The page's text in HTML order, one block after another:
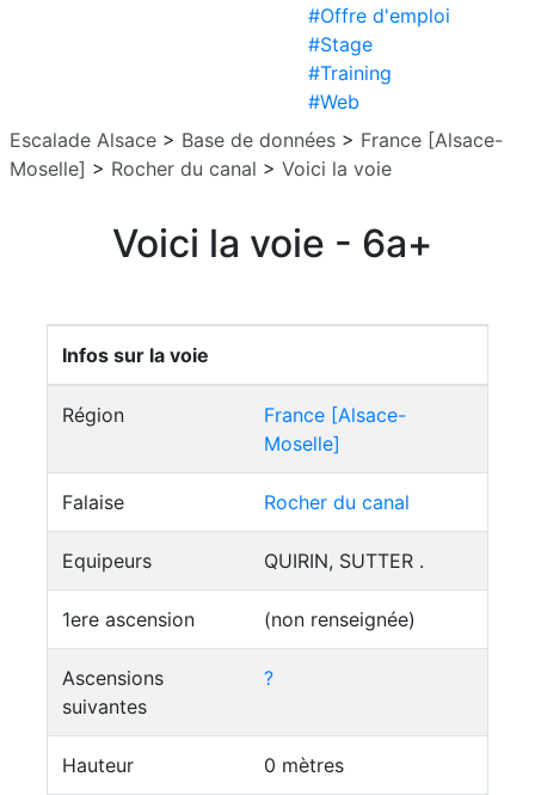
#Offre d'emploi
#Stage
#Training
#Web
Escalade Alsace > Base de données > France [Alsace-
Moselle] > Rocher du canal > Voici la voie
Voici la voie - 6a+
Infos sur la voie
Région
France [Alsace-
Moselle]
Falaise Rocher du canal
Equipeurs QUIRIN, SUTTER .
1ere ascension (non renseignée)
Ascensions
suivantes
?
Hauteur 0 mètres